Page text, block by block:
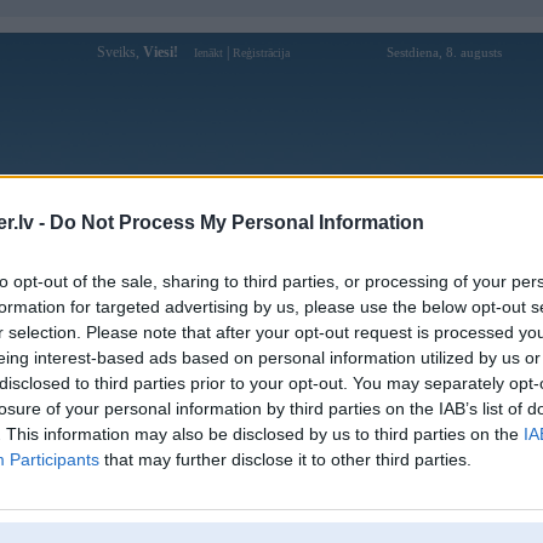
- Do Not Process My Personal Information
opt-out of the sale, sharing to third parties, or processing of your
for targeted advertising by us, please use the below opt-out
selection. Please note that after your opt-out request is processed
interest-based ads based on personal information utilized by us
to third parties prior to your opt-out. You may separately
of your personal information by third parties on the IAB’s list of
This information may also be disclosed by us to third parties on the
Participants that may further disclose it to other third parties.
Sveiks, Viesi! Ienākt Reģistrācija Sestdiena, 8. augusts
Forums Galerijas Reģistrācija Lietotāji
Lietotāja alo789archi profils
Pēdējo reizi manīts: 07. Jul 2025, 14:29
Lietotājvārds:
alo789archi
Nodarbošanās:
Student
Ziņojumi forumā:
[Pēdējie ziņojumi forumā]